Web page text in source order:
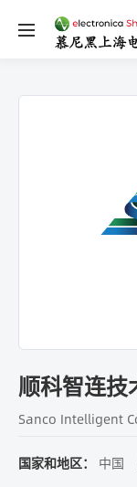
顺科智连技
Sanco Intelligent
国家和地区： 中国